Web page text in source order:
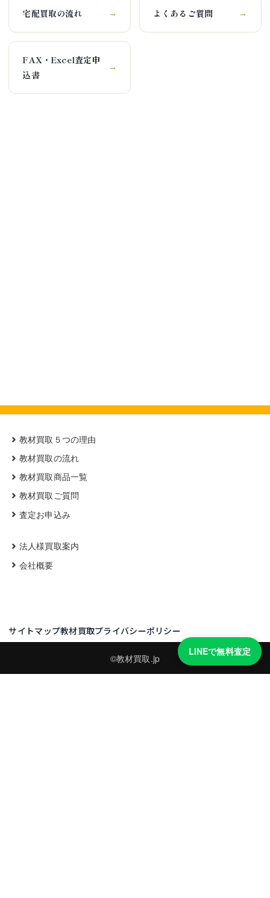
宅配買取の流れ → よくあるご質問 →
FAX・Excel査定申
込書
→
教材買取５つの理由
教材買取の流れ
教材買取商品一覧
教材買取ご質問
査定お申込み
法人様買取案内
会社概要
サイトマップ教材買取プライバシーポリシー
©教材買取.jp
LINEで無料査定